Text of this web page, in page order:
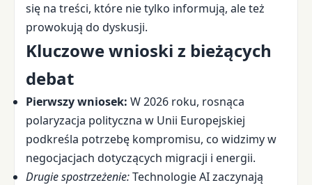
się na treści, które nie tylko informują, ale też
prowokują do dyskusji.
Kluczowe wnioski z bieżących
debat
Pierwszy wniosek: W 2026 roku, rosnąca
polaryzacja polityczna w Unii Europejskiej
podkreśla potrzebę kompromisu, co widzimy w
negocjacjach dotyczących migracji i energii.
Drugie spostrzeżenie:Technologie AI zaczynają